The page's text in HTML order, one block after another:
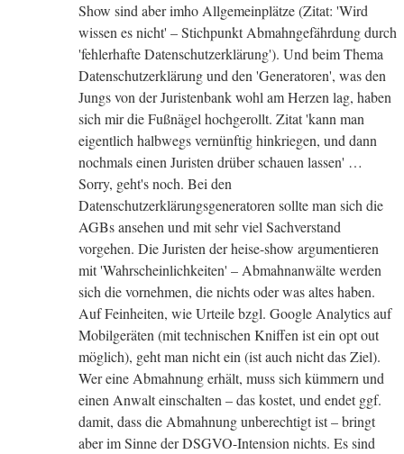
Show sind aber imho Allgemeinplätze (Zitat: 'Wird
wissen es nicht' – Stichpunkt Abmahngefährdung durch
'fehlerhafte Datenschutzerklärung'). Und beim Thema
Datenschutzerklärung und den 'Generatoren', was den
Jungs von der Juristenbank wohl am Herzen lag, haben
sich mir die Fußnägel hochgerollt. Zitat 'kann man
eigentlich halbwegs vernünftig hinkriegen, und dann
nochmals einen Juristen drüber schauen lassen' …
Sorry, geht's noch. Bei den
Datenschutzerklärungsgeneratoren sollte man sich die
AGBs ansehen und mit sehr viel Sachverstand
vorgehen. Die Juristen der heise-show argumentieren
mit 'Wahrscheinlichkeiten' – Abmahnanwälte werden
sich die vornehmen, die nichts oder was altes haben.
Auf Feinheiten, wie Urteile bzgl. Google Analytics auf
Mobilgeräten (mit technischen Kniffen ist ein opt out
möglich), geht man nicht ein (ist auch nicht das Ziel).
Wer eine Abmahnung erhält, muss sich kümmern und
einen Anwalt einschalten – das kostet, und endet ggf.
damit, dass die Abmahnung unberechtigt ist – bringt
aber im Sinne der DSGVO-Intension nichts. Es sind